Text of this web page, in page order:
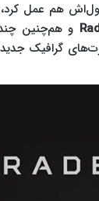
هم عمل